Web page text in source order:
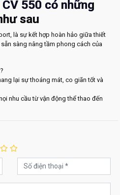
550 có những
sau
là sự kết hợp hoàn hảo giữa thiết
sàng nâng tầm phong cách của
lại sự thoáng mát, co giãn tốt và
nhu cầu từ vận động thể thao đến